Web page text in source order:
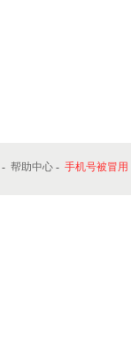
- 帮助中心 - 手机号被冒用